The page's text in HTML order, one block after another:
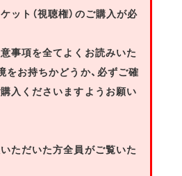
ト（視聴権）のご購入が必
事項を全てよくお読みいた
をお持ちかどうか、必ずご確
入くださいますようお願い
ただいた方全員がご覧いた